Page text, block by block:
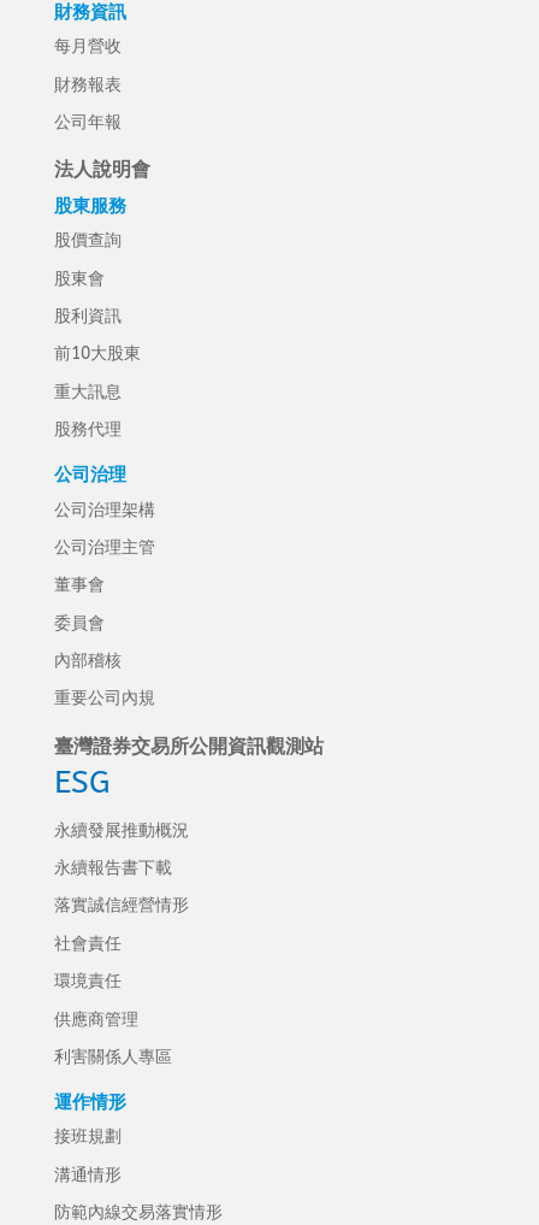
財務資訊
每月營收
財務報表
公司年報
法人說明會
股東服務
股價查詢
股東會
股利資訊
前10大股東
重大訊息
股務代理
公司治理
公司治理架構
公司治理主管
董事會
委員會
內部稽核
重要公司內規
臺灣證券交易所公開資訊觀測站
ESG
永續發展推動概況
永續報告書下載
落實誠信經營情形
社會責任
環境責任
供應商管理
利害關係人專區
運作情形
接班規劃
溝通情形
防範內線交易落實情形